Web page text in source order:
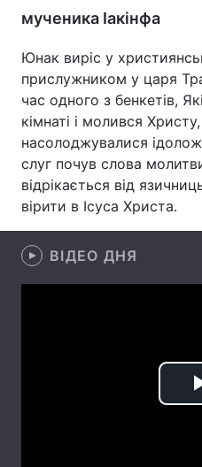
Цікавинки
Екологія
Лонгріди
Відео з Youtube
Інтерв'ю
Архів
мученика Іакінфа
Юнак виріс у
прислужником у царя
час одного з бенкетів,
кімнаті і молився
насолоджувалися
слуг почув слова
відрікається від
вірити в Ісуса Христа.
ВІДЕО ДНЯ